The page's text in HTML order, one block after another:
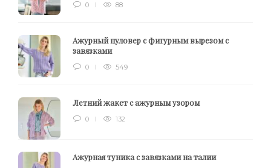
0 88
Ажурный пуловер с фигурным вырезом с
завязками
0 549
Летний жакет с ажурным узором
0 132
Ажурная туника с завязками на талии